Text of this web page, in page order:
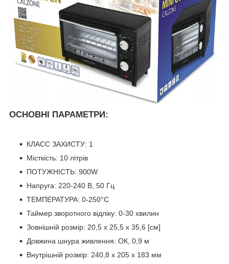
ОСНОВНІ ПАРАМЕТРИ:
КЛАСС ЗАХИСТУ: 1
Місткість: 10 літрів
ПОТУЖНІСТЬ: 900W
Напруга: 220-240 В, 50 Гц
ТЕМПЕРАТУРА: 0-250°C
Таймер зворотного відліку: 0-30 хвилин
Зовнішній розмір: 20,5 x 25,5 x 35,6 [см]
Довжина шнура живлення: ОК, 0,9 м
Внутрішній розмір: 240,8 x 205 x 183 мм